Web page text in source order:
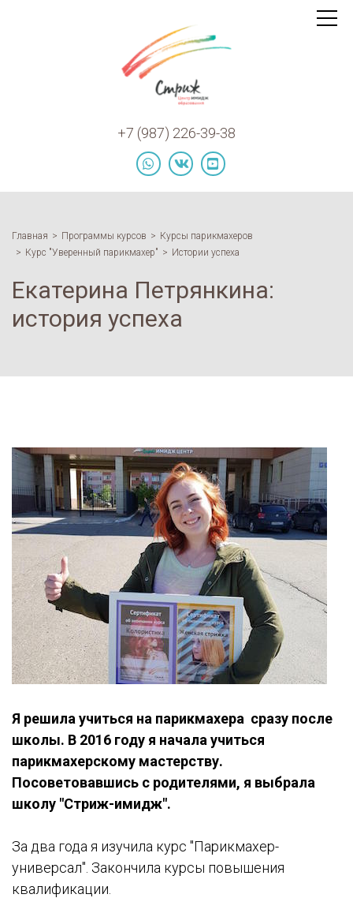
Курсы
по
открытию
и
продвижению
красоты
logo
+7 (987) 226-39-38
whatsapp
vk youtube
Toggle
Главная Программы курсов
Курсы парикмахеров
Курс "Уверенный парикмахер"
Истории успеха
Екатерина Петрянкина:
история успеха
Я решила учиться на парикмахера сразу после
школы. В 2016 году я начала учиться
парикмахерскому мастерству.
Посоветовавшись с родителями, я выбрала
школу "Стриж-имидж".
За два года я изучила курс "Парикмахер-
универсал". Закончила курсы повышения
квалификации.